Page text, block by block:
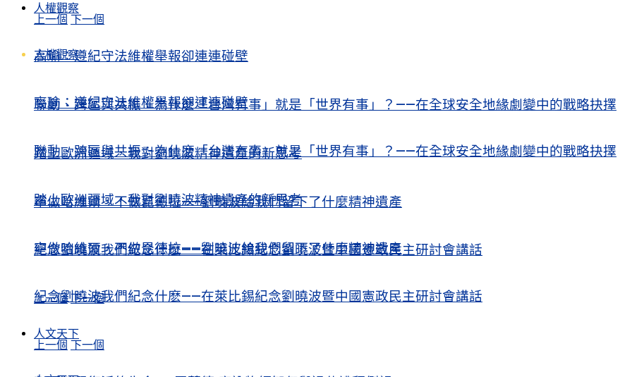
人權觀察
高瑜：遵紀守法維權舉報卻連連碰壁
聯動、跨區與共振：為什麽「台灣有事」就是「世界有事」？——在全球安全地緣劇變中的戰略抉擇
踏上歐洲疆域，我對劉曉波精神遺產的新思考
寧做哈維爾，不做昆德拉——劉曉波給我們留下了什麼精神遺產
紀念劉曉波我們紀念什麽——在萊比錫紀念劉曉波暨中國憲政民主研討會講話
上一個 下一個
人文天下
上一個 下一個
人權觀察
高瑜：遵紀守法維權舉報卻連連碰壁
聯動、跨區與共振：為什麽「台灣有事」就是「世界有事」？——在全球安全地緣劇變中的戰略抉擇
踏上歐洲疆域，我對劉曉波精神遺產的新思考
寧做哈維爾，不做昆德拉——劉曉波給我們留下了什麼精神遺產
紀念劉曉波我們紀念什麽——在萊比錫紀念劉曉波暨中國憲政民主研討會講話
上一個 下一個